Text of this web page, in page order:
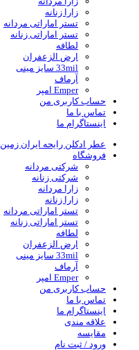
زارا زنانه
تستر اماراتی مردانه
تستر اماراتی زنانه
لطافه
ارض الزعفران
33mil سایز مینی
آرماف
Emper امپر
حساب کاربری من
تماس با ما
اینستاگرام ما
عطر ادکلن رایحه ایران زمین
فروشگاه
شرکتی مردانه
شرکتی زنانه
زارا مردانه
زارا زنانه
تستر اماراتی مردانه
تستر اماراتی زنانه
لطافه
ارض الزعفران
33mil سایز مینی
آرماف
Emper امپر
حساب کاربری من
تماس با ما
اینستاگرام ما
علاقه مندی
مقایسه
ورود / ثبت نام